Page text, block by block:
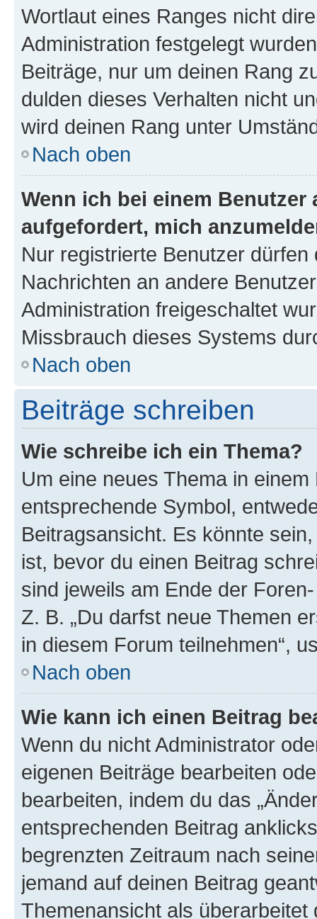
Wortlaut eines Ranges nicht
Administration festgelegt
Beiträge, nur um deinen Rang
dulden dieses Verhalten nicht
wird deinen Rang unter
Nach oben
Wenn ich bei einem
aufgefordert, mich
Nur registrierte Benutzer
Nachrichten an andere
Administration freigeschaltet
Missbrauch dieses Systems
Nach oben
Beiträge schreiben
Wie schreibe ich ein Thema?
Um eine neues Thema in
entsprechende Symbol,
Beitragsansicht. Es könnte
ist, bevor du einen Beitrag
sind jeweils am Ende der
Z. B. „Du darfst neue Themen
in diesem Forum teilnehmen“,
Nach oben
Wie kann ich einen Beitrag
Wenn du nicht Administrator
eigenen Beiträge bearbeiten
bearbeiten, indem du das
entsprechenden Beitrag
begrenzten Zeitraum nach
jemand auf deinen Beitrag
Themenansicht als